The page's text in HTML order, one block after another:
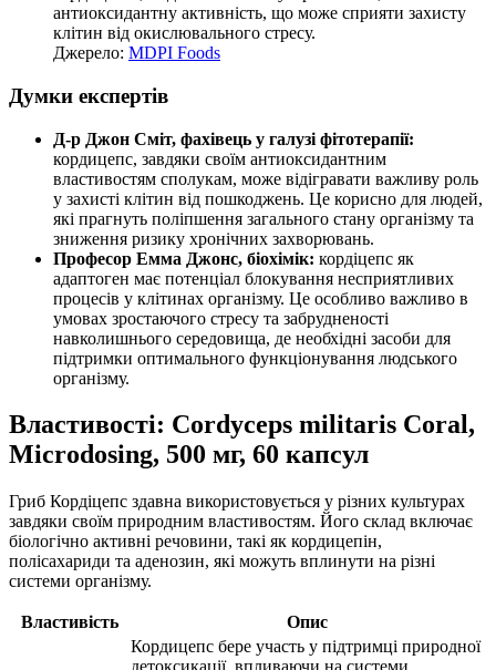
антиоксидантну активність, що може сприяти захисту
клітин від окислювального стресу.
Джерело: MDPI Foods
Думки експертів
Д-р Джон Сміт, фахівець у галузі фітотерапії:
кордицепс, завдяки своїм антиоксидантним
властивостям сполукам, може відігравати важливу роль
у захисті клітин від пошкоджень. Це корисно для людей,
які прагнуть поліпшення загального стану організму та
зниження ризику хронічних захворювань.
Професор Емма Джонс, біохімік: кордіцепс як
адаптоген має потенціал блокування несприятливих
процесів у клітинах організму. Це особливо важливо в
умовах зростаючого стресу та забрудненості
навколишнього середовища, де необхідні засоби для
підтримки оптимального функціонування людського
організму.
Властивості: Cordyceps militaris Coral,
Microdosing, 500 мг, 60 капсул
Гриб Кордіцепс здавна використовується у різних культурах
завдяки своїм природним властивостям. Його склад включає
біологічно активні речовини, такі як кордицепін,
полісахариди та аденозин, які можуть вплинути на різні
системи організму.
Властивість Опис
Кордицепс бере участь у підтримці природної